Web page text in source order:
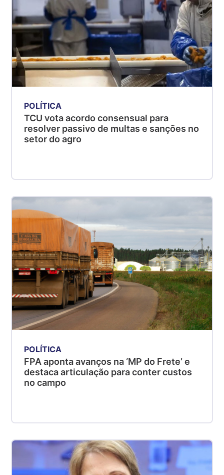
POLÍTICA
TCU vota acordo consensual para
resolver passivo de multas e sanções no
setor do agro
POLÍTICA
FPA aponta avanços na ‘MP do Frete’ e
destaca articulação para conter custos
no campo